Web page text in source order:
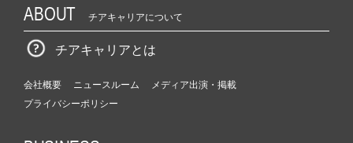
ABOUT チアキャリアについて
チアキャリアとは
会社概要 ニュースルーム
メディア出演・掲載
プライバシーポリシー